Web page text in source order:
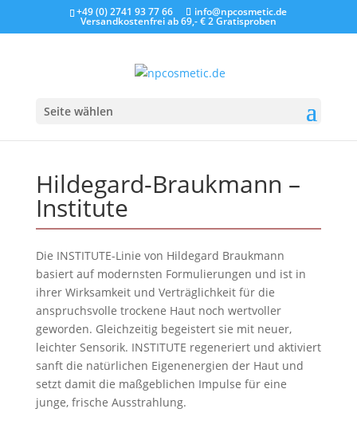
+49 (0) 2741 93 77 66 info@npcosmetic.de
Versandkostenfrei ab 69,- €2 Gratisproben
Seite wählen
Hildegard-Braukmann –
Institute
Die INSTITUTE-Linie von Hildegard Braukmann
basiert auf modernsten Formulierungen und ist in
ihrer Wirksamkeit und Verträglichkeit für die
anspruchsvolle trockene Haut noch wertvoller
geworden. Gleichzeitig begeistert sie mit neuer,
leichter Sensorik. INSTITUTE regeneriert und aktiviert
sanft die natürlichen Eigenenergien der Haut und
setzt damit die maßgeblichen Impulse für eine
junge, frische Ausstrahlung.